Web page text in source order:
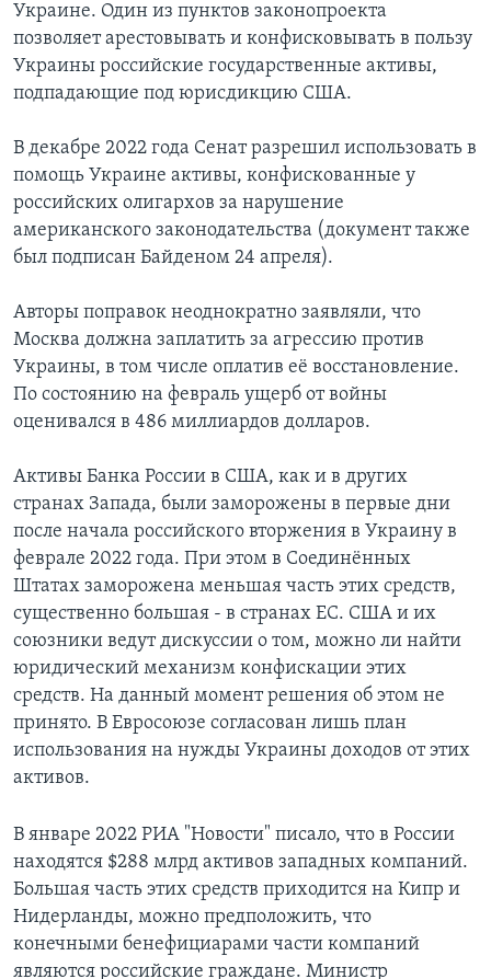
Украине. Один из пунктов законопроекта
позволяет арестовывать и конфисковывать в пользу
Украины российские государственные активы,
подпадающие под юрисдикцию США.
В декабре 2022 года Сенат разрешил использовать в
помощь Украине активы, конфискованные у
российских олигархов за нарушение
американского законодательства (документ также
был подписан Байденом 24 апреля).
Авторы поправок неоднократно заявляли, что
Москва должна заплатить за агрессию против
Украины, в том числе оплатив её восстановление.
По состоянию на февраль ущерб от войны
оценивался в 486 миллиардов долларов.
Активы Банка России в США, как и в других
странах Запада, были заморожены в первые дни
после начала российского вторжения в Украину в
феврале 2022 года. При этом в Соединённых
Штатах заморожена меньшая часть этих средств,
существенно большая - в странах ЕС. США и их
союзники ведут дискуссии о том, можно ли найти
юридический механизм конфискации этих
средств. На данный момент решения об этом не
принято. В Евросоюзе согласован лишь план
использования на нужды Украины доходов от этих
активов.
В январе 2022 РИА "Новости" писало, что в России
находятся $288 млрд активов западных компаний.
Большая часть этих средств приходится на Кипр и
Нидерланды, можно предположить, что
конечными бенефициарами части компаний
являются российские граждане. Министр